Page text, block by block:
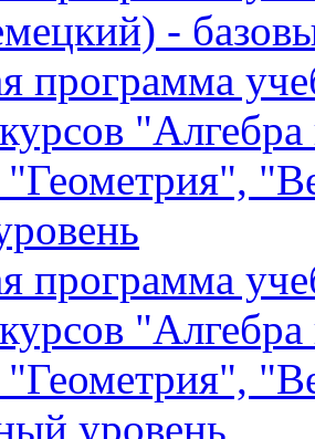
-
программа
"Алгебра
"Геометрия",
программа
"Алгебра
"Геометрия",
уровень